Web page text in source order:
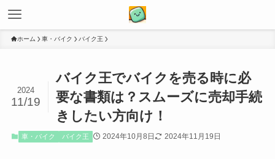
ホーム 車・バイク バイク王
バイク王でバイクを売る時に必
要な書類は？スムーズに売却手続
きしたい方向け！
2024
11/19
車・バイク バイク王 2024年10月8日 2024年11月19日